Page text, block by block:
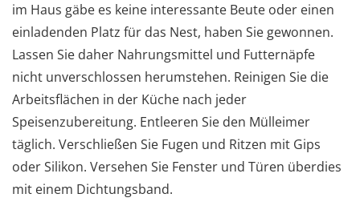
im Haus gäbe es keine interessante Beute oder einen
einladenden Platz für das Nest, haben Sie gewonnen.
Lassen Sie daher Nahrungsmittel und Futternäpfe
nicht unverschlossen herumstehen. Reinigen Sie die
Arbeitsflächen in der Küche nach jeder
Speisenzubereitung. Entleeren Sie den Mülleimer
täglich. Verschließen Sie Fugen und Ritzen mit Gips
oder Silikon. Versehen Sie Fenster und Türen überdies
mit einem Dichtungsband.